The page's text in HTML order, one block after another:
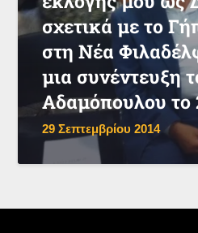
σχετικά με το
στη Νέα
μια συνέντευξη
Αδαμόπουλου το
29 Σεπτεμβρίου 2014